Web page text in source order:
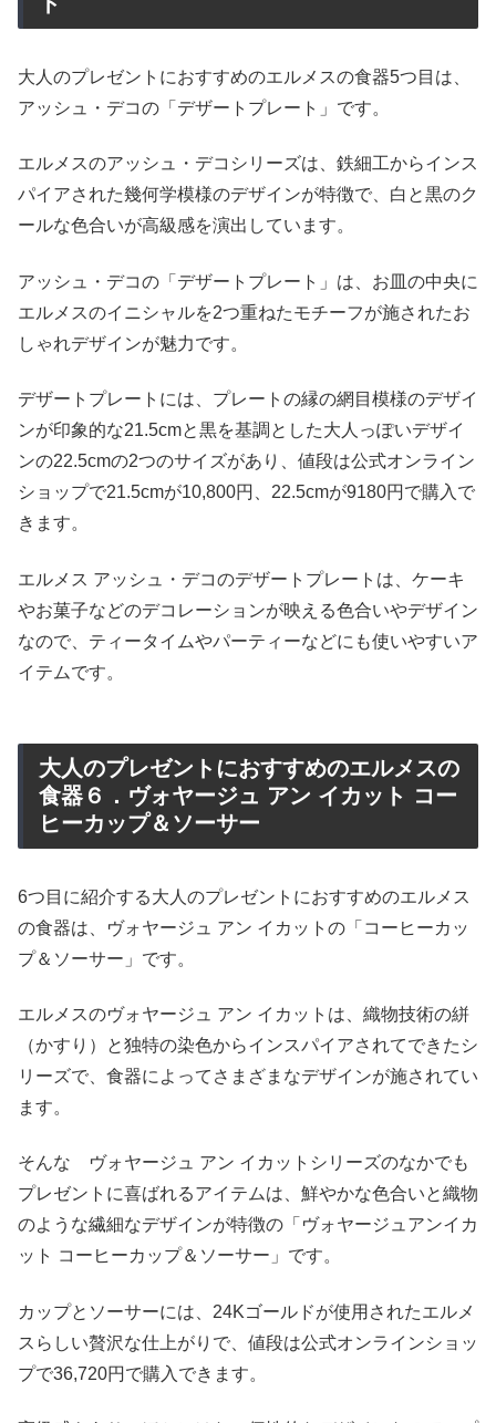
大人のプレゼントにおすすめのエルメスの食器5つ目は、
アッシュ・デコの「デザートプレート」です。
エルメスのアッシュ・デコシリーズは、鉄細工からインス
パイアされた幾何学模様のデザインが特徴で、白と黒のク
ールな色合いが高級感を演出しています。
アッシュ・デコの「デザートプレート」は、お皿の中央に
エルメスのイニシャルを2つ重ねたモチーフが施されたお
しゃれデザインが魅力です。
デザートプレートには、プレートの縁の網目模様のデザイ
ンが印象的な21.5cmと黒を基調とした大人っぽいデザイ
ンの22.5cmの2つのサイズがあり、値段は公式オンライン
ショップで21.5cmが10,800円、22.5cmが9180円で購入で
きます。
エルメス アッシュ・デコのデザートプレートは、ケーキ
やお菓子などのデコレーションが映える色合いやデザイン
なので、ティータイムやパーティーなどにも使いやすいア
イテムです。
大人のプレゼントにおすすめのエルメスの
食器６．ヴォヤージュ アン イカット コー
ヒーカップ＆ソーサー
6つ目に紹介する大人のプレゼントにおすすめのエルメス
の食器は、ヴォヤージュ アン イカットの「コーヒーカッ
プ＆ソーサー」です。
エルメスのヴォヤージュ アン イカットは、織物技術の絣
（かすり）と独特の染色からインスパイアされてできたシ
リーズで、食器によってさまざまなデザインが施されてい
ます。
そんな ヴォヤージュ アン イカットシリーズのなかでも
プレゼントに喜ばれるアイテムは、鮮やかな色合いと織物
のような繊細なデザインが特徴の「ヴォヤージュアンイカ
ット コーヒーカップ＆ソーサー」です。
カップとソーサーには、24Kゴールドが使用されたエルメ
スらしい贅沢な仕上がりで、値段は公式オンラインショッ
プで36,720円で購入できます。